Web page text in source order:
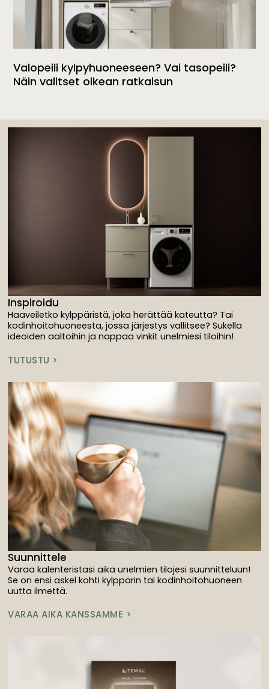
Valopeili kylpyhuoneeseen? Vai tasopeili?
Näin valitset oikean ratkaisun
Inspiroidu
Haaveiletko kylppäristä, joka herättää kateutta? Tai
kodinhoitohuoneesta, jossa järjestys vallitsee? Sukella
ideoiden aaltoihin ja nappaa vinkit unelmiesi tiloihin!
TUTUSTU >
Suunnittele
Varaa kalenteristasi aika unelmien tilojesi suunnitteluun!
Se on ensi askel kohti kylppärin tai kodinhoitohuoneen
uutta ilmettä.
VARAA AIKA KANSSAMME >